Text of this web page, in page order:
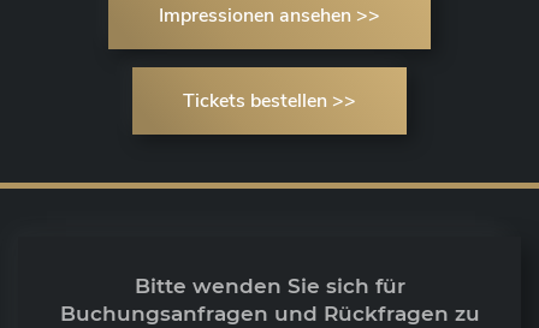
Impressionen ansehen >>
Tickets bestellen >>
Bitte wenden Sie sich für
Buchungsanfragen und Rückfragen zu